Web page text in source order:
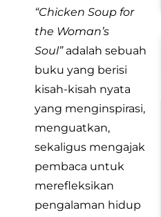
“Chicken Soup for
the Woman’s
Soul”adalah sebuah
buku yang berisi
kisah-kisah nyata
yang menginspirasi,
menguatkan,
sekaligus mengajak
pembaca untuk
merefleksikan
pengalaman hidup